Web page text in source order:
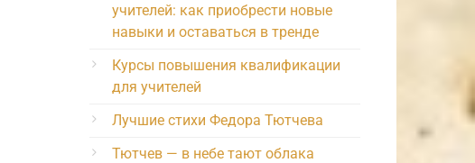
учителей: как приобрести новые
навыки и оставаться в тренде
Курсы повышения квалификации
для учителей
Лучшие стихи Федора Тютчева
Тютчев — в небе тают облака